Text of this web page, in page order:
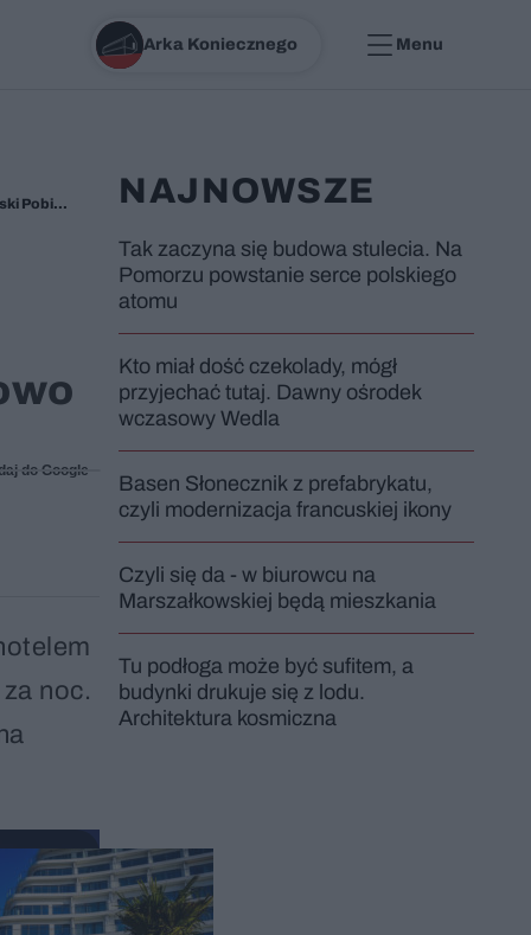
Arka Koniecznego Menu
Hotele Gołębiewski w Polsce zawsze były gigantyczne. Pierwsze były Mikołajki, a teraz pierwszych gości przyjmie Gołębiewski Pobierowo
do Google
noc.
NAJNOWSZE
Tak zaczyna się budowa stulecia. Na
Pomorzu powstanie serce polskiego
atomu
Kto miał dość czekolady, mógł
przyjechać tutaj. Dawny ośrodek
wczasowy Wedla
Basen Słonecznik z prefabrykatu,
czyli modernizacja francuskiej ikony
Czyli się da - w biurowcu na
Marszałkowskiej będą mieszkania
Tu podłoga może być sufitem, a
budynki drukuje się z lodu.
Architektura kosmiczna